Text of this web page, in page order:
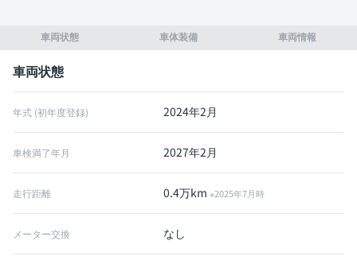
車両状態 車体装備 車両情報
車両状態
年式 (初年度登録) 2024年2月
車検満了年月 2027年2月
走行距離 0.4万km※2025年7月時
メーター交換 なし